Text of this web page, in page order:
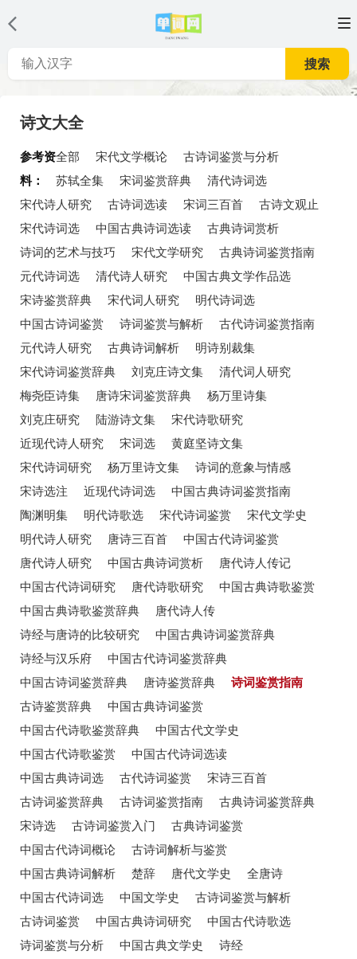
搜索
诗文大全
参考资
料：
全部 宋代文学概论
古诗词鉴赏与分析
苏轼全集
宋词鉴赏辞典
清代诗词选
宋代诗人研究
古诗词选读 宋词三百首
古诗文观止
宋代诗词选
中国古典诗词选读
古典诗词赏析
诗词的艺术与技巧
宋代文学研究
古典诗词鉴赏指南
元代诗词选
清代诗人研究
中国古典文学作品选
宋诗鉴赏辞典
宋代词人研究
明代诗词选
中国古诗词鉴赏
诗词鉴赏与解析
古代诗词鉴赏指南
元代诗人研究
古典诗词解析
明诗别裁集
宋代诗词鉴赏辞典
刘克庄诗文集
清代词人研究
梅尧臣诗集
唐诗宋词鉴赏辞典
杨万里诗集
刘克庄研究
陆游诗文集
宋代诗歌研究
近现代诗人研究
宋词选
黄庭坚诗文集
宋代诗词研究
杨万里诗文集
诗词的意象与情感
宋诗选注
近现代诗词选
中国古典诗词鉴赏指南
陶渊明集
明代诗歌选 宋代诗词鉴赏
宋代文学史
明代诗人研究
唐诗三百首
中国古代诗词鉴赏
唐代诗人研究
中国古典诗词赏析
唐代诗人传记
中国古代诗词研究
唐代诗歌研究
中国古典诗歌鉴赏
中国古典诗歌鉴赏辞典
唐代诗人传
诗经与唐诗的比较研究
中国古典诗词鉴赏辞典
诗经与汉乐府
中国古代诗词鉴赏辞典
中国古诗词鉴赏辞典
唐诗鉴赏辞典 诗词鉴赏指南
古诗鉴赏辞典
中国古典诗词鉴赏
中国古代诗歌鉴赏辞典
中国古代文学史
中国古代诗歌鉴赏
中国古代诗词选读
中国古典诗词选
古代诗词鉴赏
宋诗三百首
古诗词鉴赏辞典
古诗词鉴赏指南
古典诗词鉴赏辞典
宋诗选
古诗词鉴赏入门
古典诗词鉴赏
中国古代诗词概论
古诗词解析与鉴赏
中国古典诗词解析
楚辞 唐代文学史
全唐诗
中国古代诗词选
中国文学史
古诗词鉴赏与解析
古诗词鉴赏
中国古典诗词研究
中国古代诗歌选
诗词鉴赏与分析
中国古典文学史
诗经